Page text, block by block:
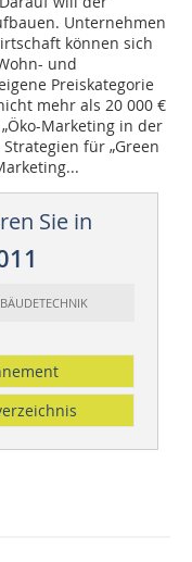
Unternehmen
können sich
und
Preiskategorie
mehr als 20 000 €
Marketing in der
für „Green
Sie in